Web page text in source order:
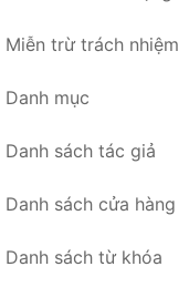
Miễn trừ trách nhiệm
Danh mục
Danh sách tác giả
Danh sách cửa hàng
Danh sách từ khóa